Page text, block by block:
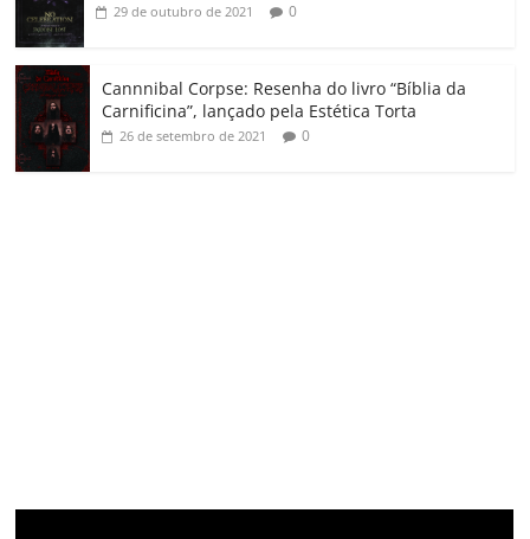
29 de outubro de 2021 0
Cannnibal Corpse: Resenha do livro “Bíblia da
Carnificina”, lançado pela Estética Torta
26 de setembro de 2021 0